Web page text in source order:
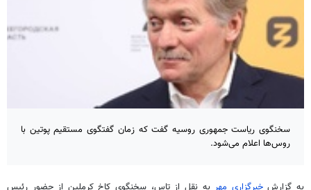
سخنگوی ریاست جمهوری روسیه گفت که زمان گفتگوی مستقیم پوتین با
روس‌ها اعلام می‌شود.